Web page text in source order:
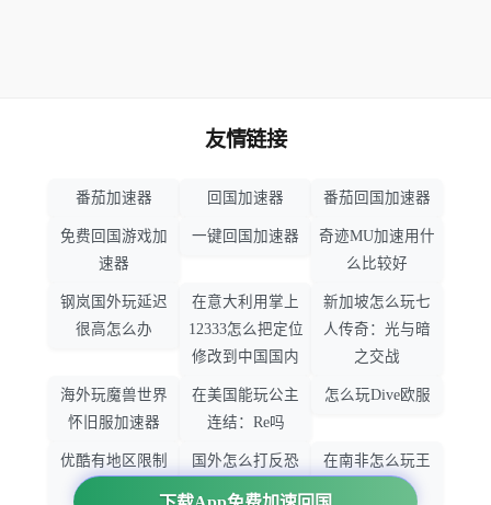
友情链接
番茄加速器 回国加速器 番茄回国加速器
免费回国游戏加
速器
一键回国加速器
奇迹MU加速用什
么比较好
钢岚国外玩延迟
很高怎么办
在意大利用掌上
12333怎么把定位
修改到中国国内
新加坡怎么玩七
人传奇：光与暗
之交战
海外玩魔兽世界
怀旧服加速器
在美国能玩公主
连结：Re吗
怎么玩Dive欧服
优酷有地区限制
国外怎么打反恐
精英：全球攻势
在南非怎么玩王